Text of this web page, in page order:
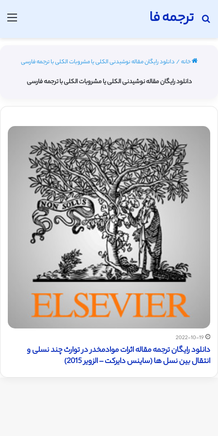
ترجمه فا
جستجو برای
خانه/ دانلود رایگان مقاله نوشیدنی الکلی یا مشروبات الکلی با ترجمه فارسی
دانلود رایگان مقاله نوشیدنی الکلی یا مشروبات الکلی با ترجمه فارسی
2022-10-19
دانلود رایگان ترجمه مقاله اثرات موادمخدر در توارث چند نسلی و
انتقال بین نسل ها (ساینس دایرکت – الزویر 2015)